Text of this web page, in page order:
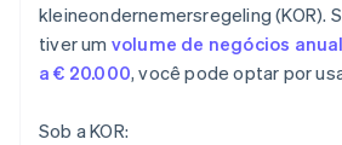
kleineondernemersregeling (KOR).
tiver um volume de negócios
a € 20.000, você pode optar por
Sob a KOR: